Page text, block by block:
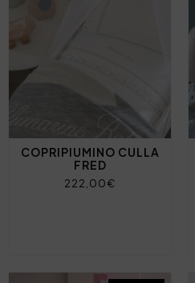
COPRIPIUMINO CULLA
FRED
222,00€